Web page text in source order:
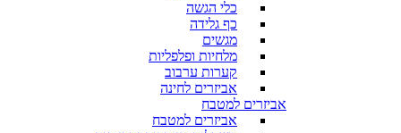
כלי הגשה
כף גלידה
מגשים
מלחיות ופלפליות
קערות ערבוב
אביזרים לחינה
אביזרים למטבח
אביזרים למטבח